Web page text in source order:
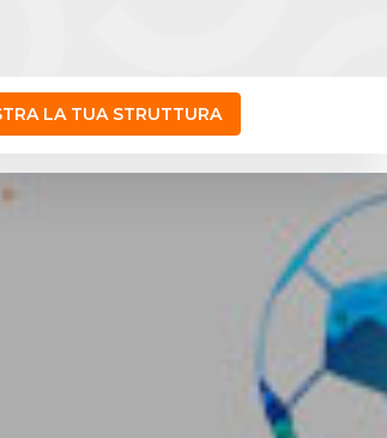
LA TUA STRUTTURA